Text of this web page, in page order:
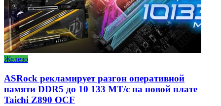
Железо
ASRock рекламирует разгон оперативной
памяти DDR5 до 10 133 МТ/с на новой плате
Taichi Z890 OCF